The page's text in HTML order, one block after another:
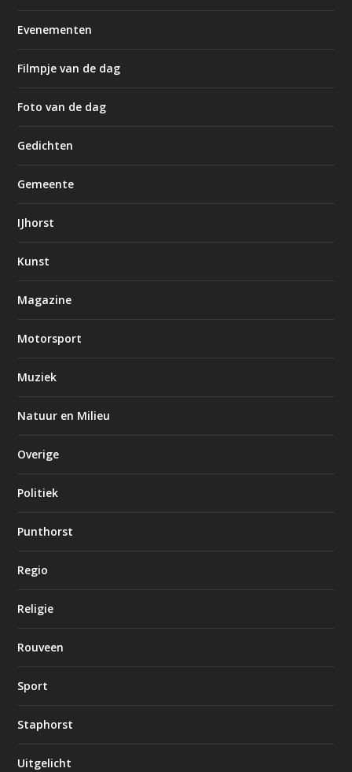
Evenementen
Filmpje van de dag
Foto van de dag
Gedichten
Gemeente
IJhorst
Kunst
Magazine
Motorsport
Muziek
Natuur en Milieu
Overige
Politiek
Punthorst
Regio
Religie
Rouveen
Sport
Staphorst
Uitgelicht